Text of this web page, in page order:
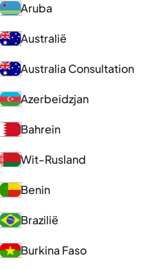
Aruba
Australië
Australia Consultation
Azerbeidzjan
Bahrein
Wit-Rusland
Benin
Brazilië
Burkina Faso